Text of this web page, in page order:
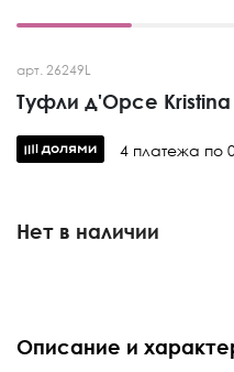
арт. 26249L
Туфли д'Орсе Kristina
4 платежа по
Нет в наличии
Описание и